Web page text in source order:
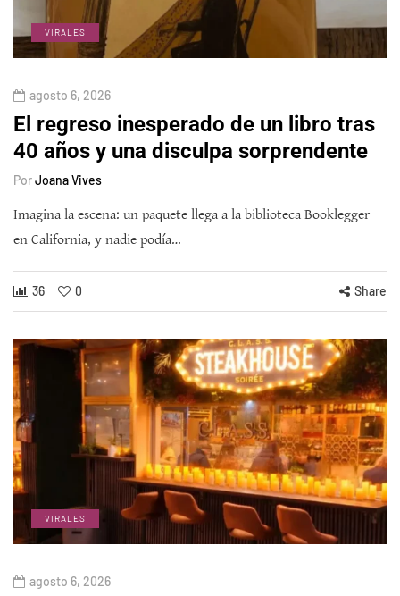
VIRALES
agosto 6, 2026
El regreso inesperado de un libro tras
40 años y una disculpa sorprendente
PorJoana Vives
Imagina la escena: un paquete llega a la biblioteca Booklegger
en California, y nadie podía…
36 0 Share
VIRALES
agosto 6, 2026